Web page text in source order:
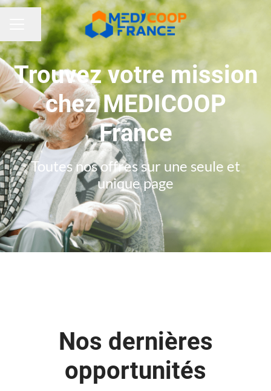
MENU CARRIÈRE
Partager la page
Trouvez votre mission
chez MEDICOOP
France
Toutes nos offres sur une seule et
unique page
Nos dernières
opportunités